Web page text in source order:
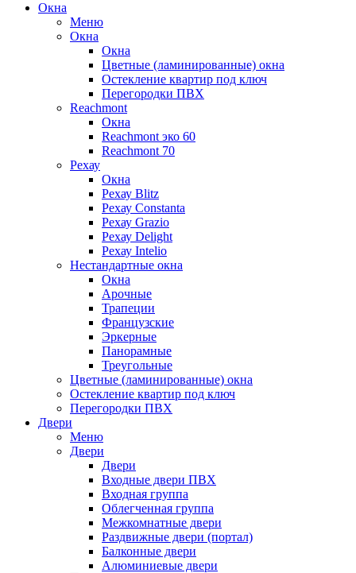
Окна
Меню
Окна
Окна
Цветные (ламинированные) окна
Остекление квартир под ключ
Перегородки ПВХ
Reachmont
Окна
Reachmont эко 60
Reachmont 70
Рехау
Окна
Рехау Blitz
Рехау Constanta
Рехау Grazio
Рехау Delight
Рехау Intelio
Нестандартные окна
Окна
Арочные
Трапеции
Французские
Эркерные
Панорамные
Треугольные
Цветные (ламинированные) окна
Остекление квартир под ключ
Перегородки ПВХ
Двери
Меню
Двери
Двери
Входные двери ПВХ
Входная группа
Облегченная группа
Межкомнатные двери
Раздвижные двери (портал)
Балконные двери
Алюминиевые двери